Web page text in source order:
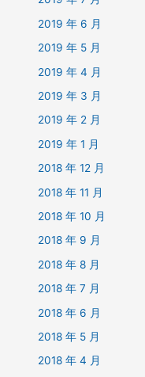
2019 年 6 月
2019 年 5 月
2019 年 4 月
2019 年 3 月
2019 年 2 月
2019 年 1 月
2018 年 12 月
2018 年 11 月
2018 年 10 月
2018 年 9 月
2018 年 8 月
2018 年 7 月
2018 年 6 月
2018 年 5 月
2018 年 4 月